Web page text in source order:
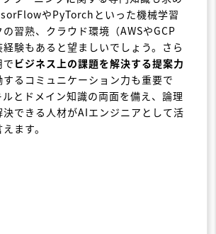
やPyTorchといった機械学習
習熟、クラウド環境（AWSやGCP
験もあると望ましいでしょう。さら
ビジネス上の課題を解決する提案力
るコミュニケーション力も重要で
とドメイン知識の両面を備え、論理
決できる人材がAIエンジニアとして活
ます。